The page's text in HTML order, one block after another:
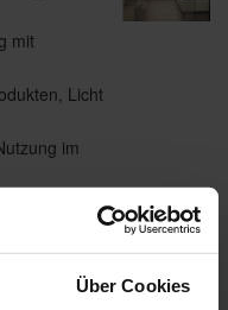
Über Cookies
mit
Licht
im